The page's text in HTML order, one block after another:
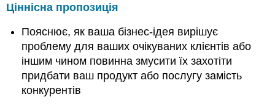
Ціннісна пропозиція
Пояснює, як ваша бізнес-ідея вирішує
проблему для ваших очікуваних клієнтів або
іншим чином повинна змусити їх захотіти
придбати ваш продукт або послугу замість
конкурентів